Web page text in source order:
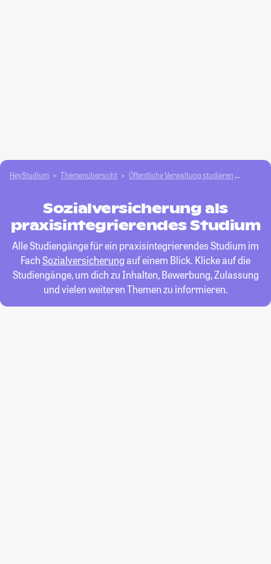
HeyStudium Themenübersicht Öffentliche Verwaltung studieren
Sozialversicherung als
praxisintegrierendes Studium
Alle Studiengänge für ein praxisintegrierendes Studium im
FachSozialversicherungauf einem Blick. Klicke auf die
Studiengänge, um dich zu Inhalten, Bewerbung, Zulassung
und vielen weiteren Themen zu informieren.